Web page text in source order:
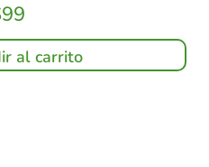
99
al carrito